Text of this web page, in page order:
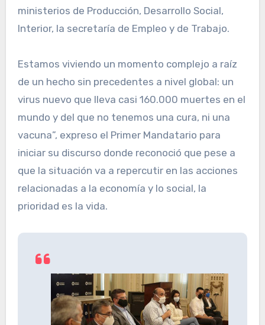
ministerios de Producción, Desarrollo Social,
Interior, la secretaría de Empleo y de Trabajo.
Estamos viviendo un momento complejo a raíz
de un hecho sin precedentes a nivel global: un
virus nuevo que lleva casi 160.000 muertes en el
mundo y del que no tenemos una cura, ni una
vacuna”, expreso el Primer Mandatario para
iniciar su discurso donde reconoció que pese a
que la situación va a repercutir en las acciones
relacionadas a la economía y lo social, la
prioridad es la vida.